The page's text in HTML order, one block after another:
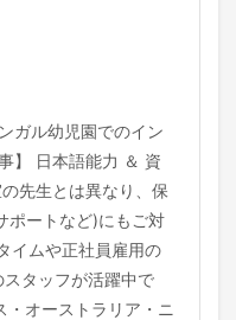
ガル幼児園でのイン
】 日本語能力 ＆ 資
先生とは異なり、保
ポートなど)にもご対
イムや正社員雇用の
タッフが活躍中で
オーストラリア・ニ